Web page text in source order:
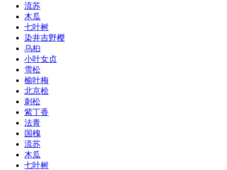
流苏
木瓜
七叶树
染井吉野樱
乌桕
小叶女贞
雪松
榆叶梅
北京桧
刺松
紫丁香
法青
国槐
流苏
木瓜
七叶树